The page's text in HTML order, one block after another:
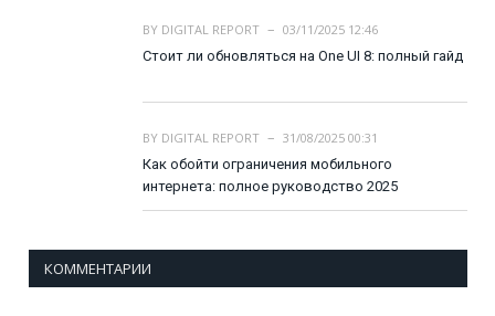
BY DIGITAL REPORT
03/11/2025 12:46
Стоит ли обновляться на One UI 8: полный гайд
BY DIGITAL REPORT
31/08/2025 00:31
Как обойти ограничения мобильного
интернета: полное руководство 2025
КОММЕНТАРИИ